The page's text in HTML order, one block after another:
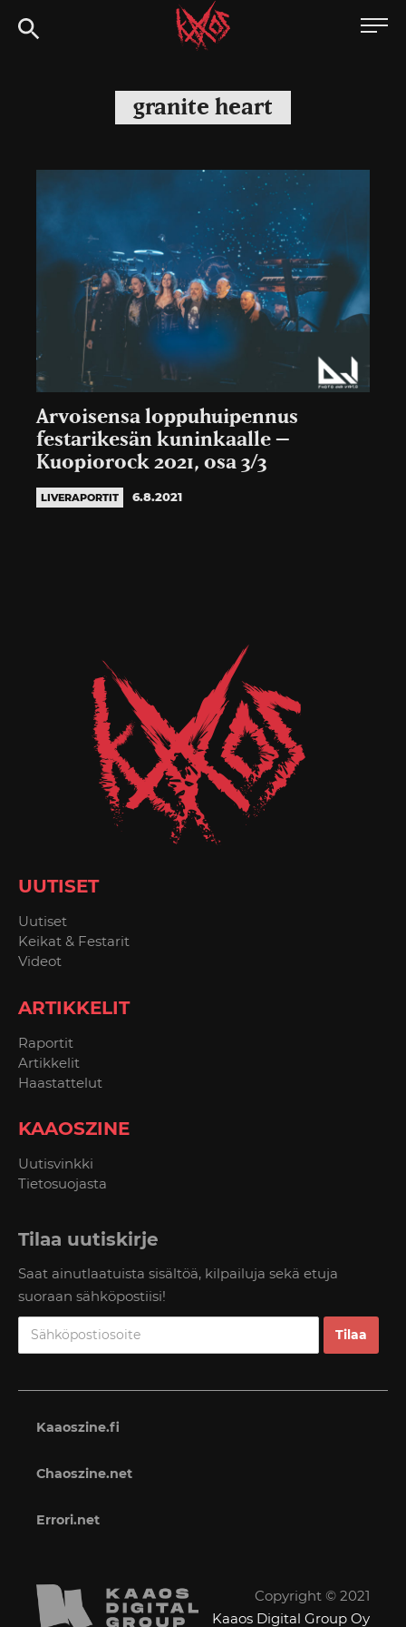
Siirry
suoraan
Kaaoszine
granite heart
Arvoisensa loppuhuipennus
festarikesän kuninkaalle –
Kuopiorock 2021, osa 3/3
LIVERAPORTIT 6.8.2021
UUTISET
Uutiset
Keikat & Festarit
Videot
ARTIKKELIT
Raportit
Artikkelit
Haastattelut
KAAOSZINE
Uutisvinkki
Tietosuojasta
Tilaa uutiskirje
Saat ainutlaatuista sisältöä, kilpailuja sekä etuja
suoraan sähköpostiisi!
Kaaoszine.fi
Chaoszine.net
Errori.net
Copyright © 2021
Kaaos Digital Group Oy